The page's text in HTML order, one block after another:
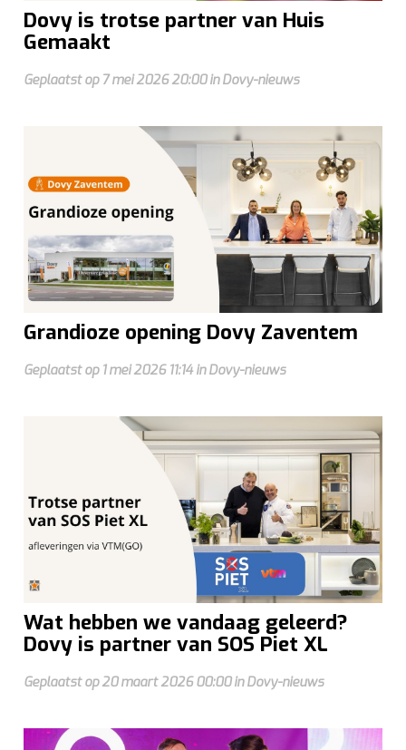
Dovy is trotse partner van Huis
Gemaakt
Geplaatst op 7 mei 2026 20:00 in Dovy-nieuws
Grandioze opening Dovy Zaventem
Geplaatst op 1 mei 2026 11:14 in Dovy-nieuws
Wat hebben we vandaag geleerd?
Dovy is partner van SOS Piet XL
Geplaatst op 20 maart 2026 00:00 in Dovy-nieuws